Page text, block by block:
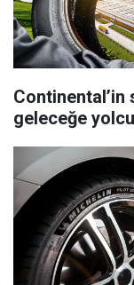
geleceğe